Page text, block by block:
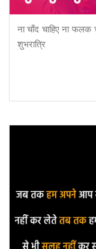
ना चाँद चाहिए ना फलक
शुभरात्रि